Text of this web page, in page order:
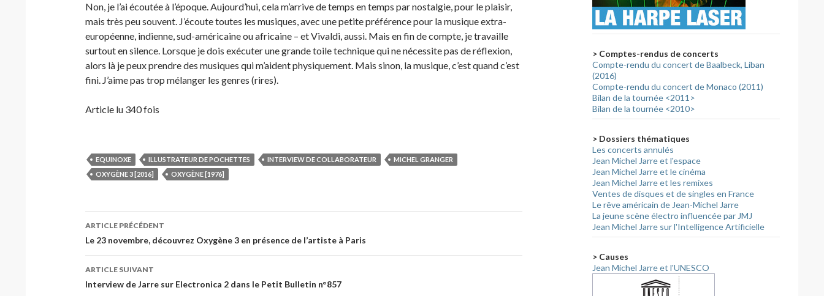
Non, je l’ai écoutée à l’époque. Aujourd’hui, cela m’arrive de temps en temps par nostalgie, pour le plaisir,
mais très peu souvent. J’écoute toutes les musiques, avec une petite préférence pour la musique extra-
européenne, indienne, sud-américaine ou africaine – et Vivaldi, aussi. Mais en fin de compte, je travaille
surtout en silence. Lorsque je dois exécuter une grande toile technique qui ne nécessite pas de réflexion,
alors là je peux prendre des musiques qui m’aident physiquement. Mais sinon, la musique, c’est quand c’est
fini. J’aime pas trop mélanger les genres (rires).
Article lu 340 fois
EQUINOXE ILLUSTRATEUR DE POCHETTES INTERVIEW DE COLLABORATEUR
MICHEL GRANGER
OXYGÈNE 3 [2016]
OXYGÈNE [1976]
Navigation
des
articles
ARTICLE PRÉCÉDENT
Le 23 novembre, découvrez Oxygène 3 en présence de l’artiste à Paris
ARTICLE SUIVANT
Interview de Jarre sur Electronica 2 dans le Petit Bulletin n°857
> Comptes-rendus de concerts
Compte-rendu du concert de Baalbeck, Liban
(2016)
Compte-rendu du concert de Monaco (2011)
Bilan de la tournée <2011>
Bilan de la tournée <2010>
> Dossiers thématiques
Les concerts annulés
Jean Michel Jarre et l'espace
Jean Michel Jarre et le cinéma
Jean Michel Jarre et les remixes
Ventes de disques et de singles en France
Le rêve américain de Jean-Michel Jarre
La jeune scène électro influencée par JMJ
Jean Michel Jarre sur l'Intelligence Artificielle
> Causes
Jean Michel Jarre et l'UNESCO